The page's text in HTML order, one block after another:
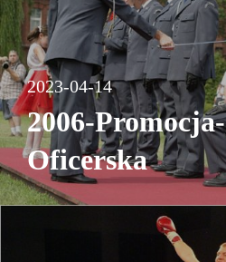
2023-04-14
2006-Promocja-
Oficerska